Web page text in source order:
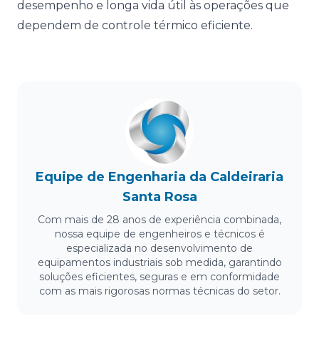
desempenho e longa vida útil às operações que
dependem de controle térmico eficiente.
Equipe de Engenharia da Caldeiraria
Santa Rosa
Com mais de 28 anos de experiência combinada,
nossa equipe de engenheiros e técnicos é
especializada no desenvolvimento de
equipamentos industriais sob medida, garantindo
soluções eficientes, seguras e em conformidade
com as mais rigorosas normas técnicas do setor.